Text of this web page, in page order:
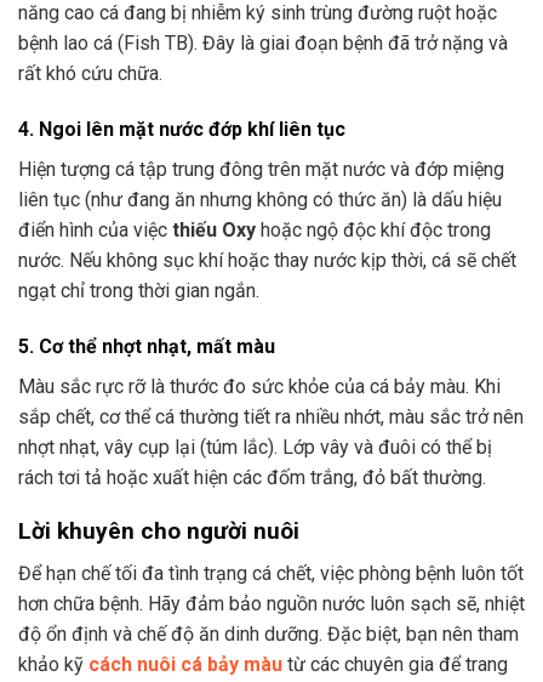
năng cao cá đang bị nhiễm ký sinh trùng đường ruột hoặc
bệnh lao cá (Fish TB). Đây là giai đoạn bệnh đã trở nặng và
rất khó cứu chữa.
4. Ngoi lên mặt nước đớp khí liên tục
Hiện tượng cá tập trung đông trên mặt nước và đớp miệng
liên tục (như đang ăn nhưng không có thức ăn) là dấu hiệu
điển hình của việc thiếu Oxy hoặc ngộ độc khí độc trong
nước. Nếu không sục khí hoặc thay nước kịp thời, cá sẽ chết
ngạt chỉ trong thời gian ngắn.
5. Cơ thể nhợt nhạt, mất màu
Màu sắc rực rỡ là thước đo sức khỏe của cá bảy màu. Khi
sắp chết, cơ thể cá thường tiết ra nhiều nhớt, màu sắc trở nên
nhợt nhạt, vây cụp lại (túm lắc). Lớp vây và đuôi có thể bị
rách tơi tả hoặc xuất hiện các đốm trắng, đỏ bất thường.
Lời khuyên cho người nuôi
Để hạn chế tối đa tình trạng cá chết, việc phòng bệnh luôn tốt
hơn chữa bệnh. Hãy đảm bảo nguồn nước luôn sạch sẽ, nhiệt
độ ổn định và chế độ ăn dinh dưỡng. Đặc biệt, bạn nên tham
khảo kỹ cách nuôi cá bảy màu từ các chuyên gia để trang